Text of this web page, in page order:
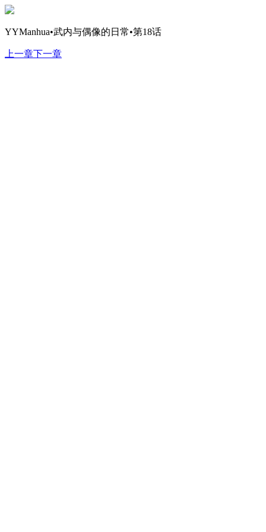
YYManhua•武内与偶像的日常•第18话
上一章下一章